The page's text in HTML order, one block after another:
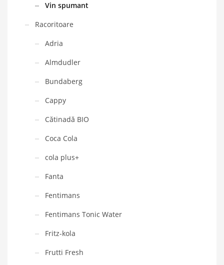
Vin spumant
Racoritoare
Adria
Almdudler
Bundaberg
Cappy
Cătinadă BIO
Coca Cola
cola plus+
Fanta
Fentimans
Fentimans Tonic Water
Fritz-kola
Frutti Fresh